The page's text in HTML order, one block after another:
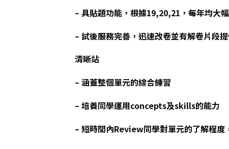
– 具貼題功能，根據19,20,21，每年均大
– 試後服務完善，迅速改卷並有解卷片段
清晰站
– 涵蓋整個單元的綜合練習
– 培養同學運用concepts及skills的能力
– 短時間內Review同學對單元的了解程度